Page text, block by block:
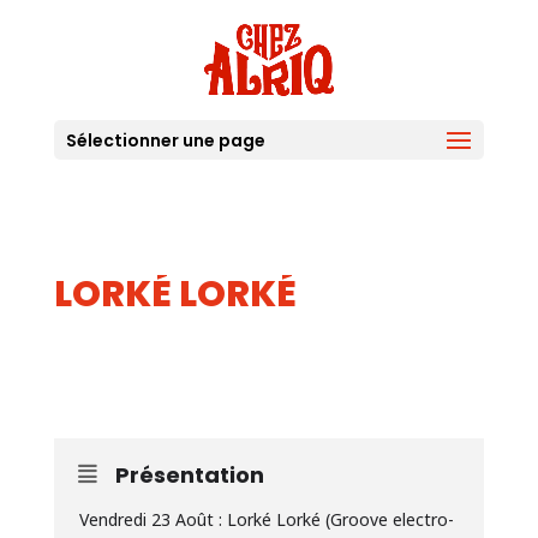
Sélectionner une page
LORKÉ LORKÉ
Présentation
Vendredi 23 Août : Lorké Lorké (Groove electro-